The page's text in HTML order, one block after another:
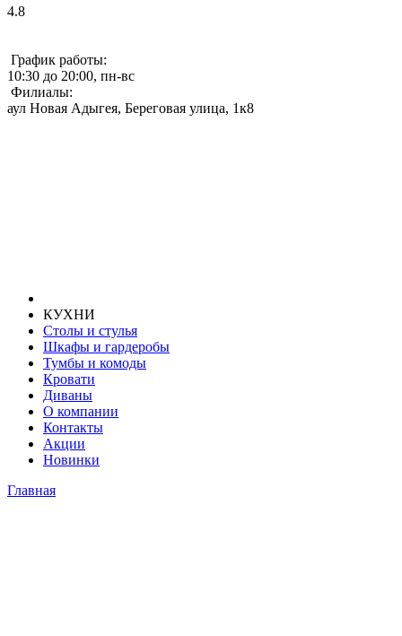
4.8
График работы:
10:30 до 20:00, пн-вс
Филиалы:
аул Новая Адыгея, Береговая улица, 1к8
КУХНИ
Столы и стулья
Шкафы и гардеробы
Тумбы и комоды
Кровати
Диваны
О компании
Контакты
Акции
Новинки
Главная